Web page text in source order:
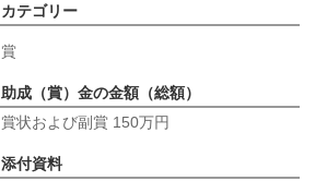
カテゴリー
賞
助成（賞）金の金額（総額）
賞状および副賞 150万円
添付資料